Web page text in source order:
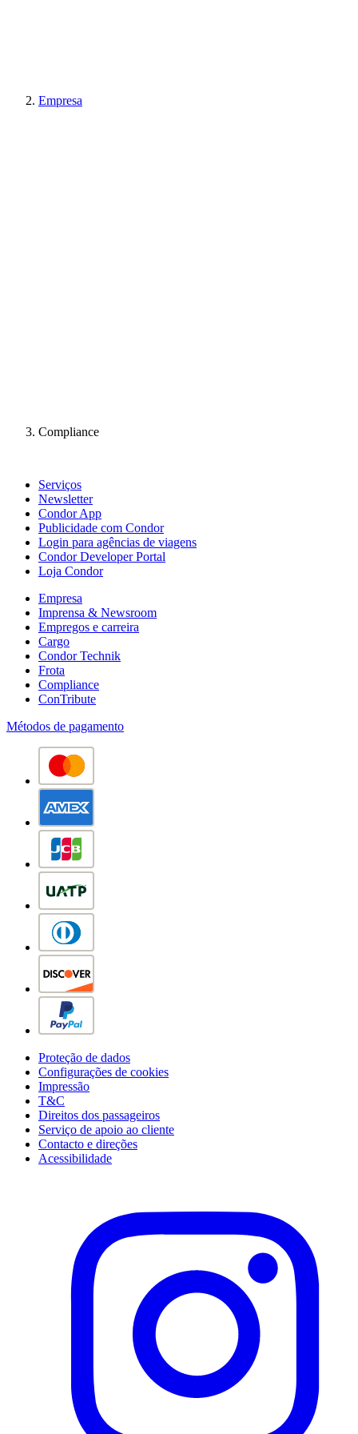
Empresa
Compliance
Serviços
Newsletter
Condor App
Publicidade com Condor
Login para agências de viagens
Condor Developer Portal
Loja Condor
Empresa
Imprensa & Newsroom
Empregos e carreira
Cargo
Condor Technik
Frota
Compliance
ConTribute
Métodos de pagamento
Proteção de dados
Configurações de cookies
Impressão
T&C
Direitos dos passageiros
Serviço de apoio ao cliente
Contacto e direções
Acessibilidade